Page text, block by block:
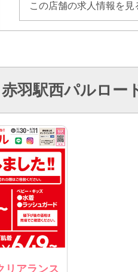
この店舗の求人情報を見
赤羽駅西パルロー
リアランス